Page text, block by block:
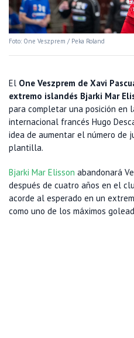
Foto: One Veszprem / Peka Roland
El One Veszprem de Xavi
extremo islandés Bjarki Mar
para completar una posición en
internacional francés Hugo
idea de aumentar el número de
plantilla.
Bjarki Mar Elisson abandonará
después de cuatro años en el
acorde al esperado en un
como uno de los máximos